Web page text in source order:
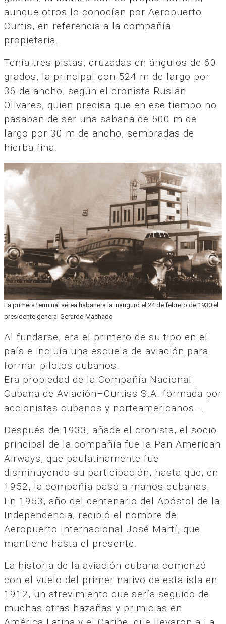
aunque otros lo conocían por Aeropuerto
Curtis, en referencia a la compañía
propietaria.
Tenía tres pistas, cruzadas en ángulos de 60
grados, la principal con 524 m de largo por
36 de ancho, según el cronista Ruslán
Olivares, quien precisa que en ese tiempo no
pasaban de ser una sabana de 500 m de
largo por 30 m de ancho, sembradas de
hierba fina.
La primera terminal aérea habanera la inauguró el 24 de febrero de 1930 el
presidente general Gerardo Machado
Al fundarse, era el primero de su tipo en el
país e incluía una escuela de aviación para
formar pilotos cubanos.
Era propiedad de la Compañía Nacional
Cubana de Aviación–Curtiss S.A. formada por
accionistas cubanos y norteamericanos–.
Después de 1933, añade el cronista, el socio
principal de la compañía fue la Pan American
Airways, que paulatinamente fue
disminuyendo su participación, hasta que, en
1952, la compañía pasó a manos cubanas.
En 1953, año del centenario del Apóstol de la
Independencia, recibió el nombre de
Aeropuerto Internacional José Martí, que
mantiene hasta el presente.
La historia de la aviación cubana comenzó
con el vuelo del primer nativo de esta isla en
1912, un atrevimiento que sería seguido de
muchas otras hazañas y primicias en